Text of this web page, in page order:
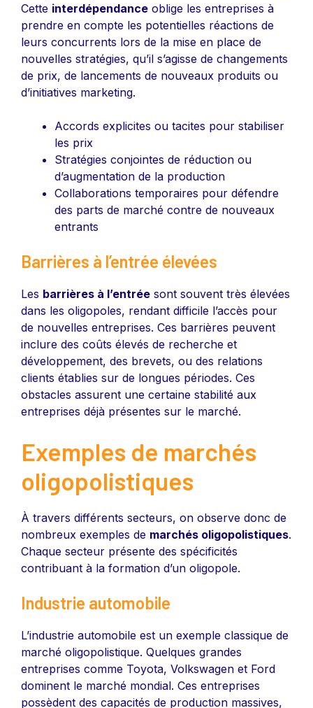
Cette interdépendance oblige les entreprises à
prendre en compte les potentielles réactions de
leurs concurrents lors de la mise en place de
nouvelles stratégies, qu’il s’agisse de changements
de prix, de lancements de nouveaux produits ou
d’initiatives marketing.
Accords explicites ou tacites pour stabiliser
les prix
Stratégies conjointes de réduction ou
d’augmentation de la production
Collaborations temporaires pour défendre
des parts de marché contre de nouveaux
entrants
Barrières à l’entrée élevées
Les barrières à l’entrée sont souvent très élevées
dans les oligopoles, rendant difficile l’accès pour
de nouvelles entreprises. Ces barrières peuvent
inclure des coûts élevés de recherche et
développement, des brevets, ou des relations
clients établies sur de longues périodes. Ces
obstacles assurent une certaine stabilité aux
entreprises déjà présentes sur le marché.
Exemples de marchés
oligopolistiques
À travers différents secteurs, on observe donc de
nombreux exemples de marchés oligopolistiques.
Chaque secteur présente des spécificités
contribuant à la formation d’un oligopole.
Industrie automobile
L’industrie automobile est un exemple classique de
marché oligopolistique. Quelques grandes
entreprises comme Toyota, Volkswagen et Ford
dominent le marché mondial. Ces entreprises
possèdent des capacités de production massives,